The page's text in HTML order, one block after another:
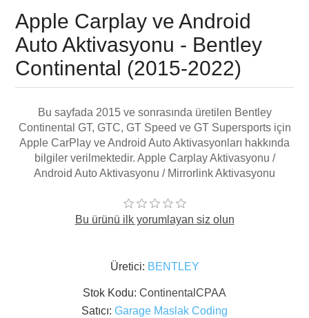
Apple Carplay ve Android
Auto Aktivasyonu - Bentley
Continental (2015-2022)
Bu sayfada 2015 ve sonrasında üretilen Bentley
Continental GT, GTC, GT Speed ve GT Supersports için
Apple CarPlay ve Android Auto Aktivasyonları hakkında
bilgiler verilmektedir. Apple Carplay Aktivasyonu /
Android Auto Aktivasyonu / Mirrorlink Aktivasyonu
Bu ürünü ilk yorumlayan siz olun
Üretici: BENTLEY
Stok Kodu: ContinentalCPAA
Satıcı: Garage Maslak Coding